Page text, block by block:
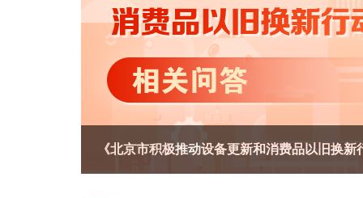
市领导
政策兑现
决策公开
《北京市积极推动设备更新和消费品以旧换